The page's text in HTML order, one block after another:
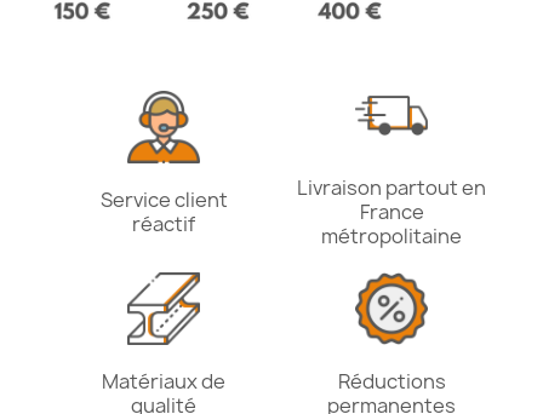
Service client
réactif
Livraison partout en
France
métropolitaine
Matériaux de
qualité
Réductions
permanentes